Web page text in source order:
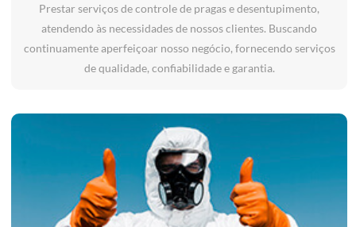
Prestar serviços de controle de pragas e desentupimento,
atendendo às necessidades de nossos clientes. Buscando
continuamente aperfeiçoar nosso negócio, fornecendo serviços
de qualidade, confiabilidade e garantia.